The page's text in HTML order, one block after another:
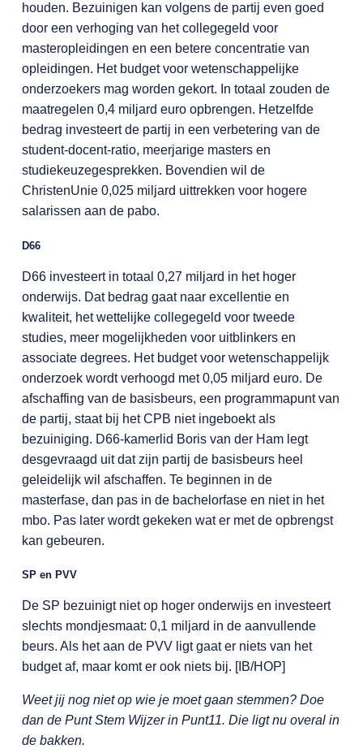
houden. Bezuinigen kan volgens de partij even goed
door een verhoging van het collegegeld voor
masteropleidingen en een betere concentratie van
opleidingen. Het budget voor wetenschappelijke
onderzoekers mag worden gekort. In totaal zouden de
maatregelen 0,4 miljard euro opbrengen. Hetzelfde
bedrag investeert de partij in een verbetering van de
student-docent-ratio, meerjarige masters en
studiekeuzegesprekken. Bovendien wil de
ChristenUnie 0,025 miljard uittrekken voor hogere
salarissen aan de pabo.
D66
D66 investeert in totaal 0,27 miljard in het hoger
onderwijs. Dat bedrag gaat naar excellentie en
kwaliteit, het wettelijke collegegeld voor tweede
studies, meer mogelijkheden voor uitblinkers en
associate degrees. Het budget voor wetenschappelijk
onderzoek wordt verhoogd met 0,05 miljard euro. De
afschaffing van de basisbeurs, een programmapunt van
de partij, staat bij het CPB niet ingeboekt als
bezuiniging. D66-kamerlid Boris van der Ham legt
desgevraagd uit dat zijn partij de basisbeurs heel
geleidelijk wil afschaffen. Te beginnen in de
masterfase, dan pas in de bachelorfase en niet in het
mbo. Pas later wordt gekeken wat er met de opbrengst
kan gebeuren.
SP en PVV
De SP bezuinigt niet op hoger onderwijs en investeert
slechts mondjesmaat: 0,1 miljard in de aanvullende
beurs. Als het aan de PVV ligt gaat er niets van het
budget af, maar komt er ook niets bij. [IB/HOP]
Weet jij nog niet op wie je moet gaan stemmen? Doe
dan de Punt Stem Wijzer in Punt11. Die ligt nu overal in
de bakken.